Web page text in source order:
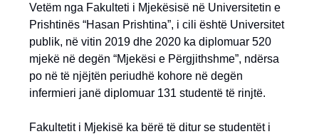
Vetëm nga Fakulteti i Mjekësisë në Universitetin e
Prishtinës “Hasan Prishtina”, i cili është Universitet
publik, në vitin 2019 dhe 2020 ka diplomuar 520
mjekë në degën “Mjekësi e Përgjithshme”, ndërsa
po në të njëjtën periudhë kohore në degën
infermieri janë diplomuar 131 studentë të rinjtë.
Fakultetit i Mjekisë ka bërë të ditur se studentët i